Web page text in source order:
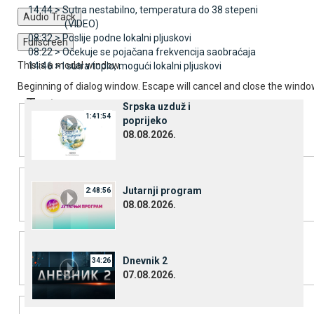
Audio Track
Fullscreen
This is a modal window.
Beginning of dialog window. Escape will cancel and close the
Text
Transparency
Color Transparency
Window
Color Transparency
Font Size
14:44 >Sutra nestabilno, temperatura do 38 stepeni
(VIDEO)
08:32 >Poslije podne lokalni pljuskovi
08:22 >Očekuje se pojačana frekvencija saobraćaja
14:46 >I sutra toplo, mogući lokalni pljuskovi
1:41:54
Srpska uzduž i
poprijeko
08.08.2026.
2:48:56
Јutarnji program
08.08.2026.
34:26
Dnevnik 2
07.08.2026.